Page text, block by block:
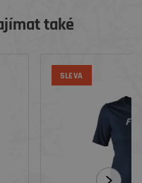
také
SLEVA